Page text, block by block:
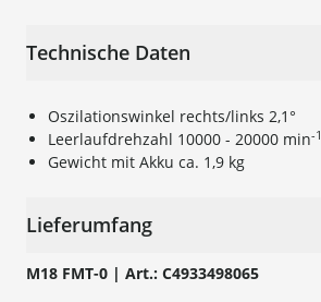
Technische Daten
Oszilationswinkel rechts/links 2,1°
Leerlaufdrehzahl 10000 - 20000 min-1
Gewicht mit Akku ca. 1,9 kg
Lieferumfang
M18 FMT-0 | Art.: C4933498065